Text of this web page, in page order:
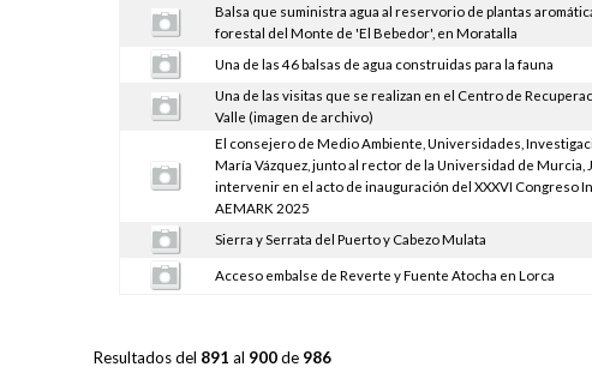
Balsa que suministra agua al reservorio de plantas
forestal del Monte de 'El Bebedor', en Moratalla
Una de las 46 balsas de agua construidas para la fauna
Una de las visitas que se realizan en el Centro de
Valle (imagen de archivo)
El consejero de Medio Ambiente, Universidades,
María Vázquez, junto al rector de la Universidad de Murcia,
intervenir en el acto de inauguración del XXXVI Congreso
AEMARK 2025
Sierra y Serrata del Puerto y Cabezo Mulata
Acceso embalse de Reverte y Fuente Atocha en Lorca
Resultados del 891 al 900de 986